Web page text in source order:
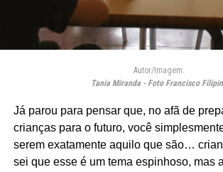
Autor/Imagem:
Tania Miranda - Foto Francisco
Já parou para pensar que, no afã de
crianças para o futuro, você
serem exatamente aquilo que são…
sei que esse é um tema espinhoso, mas